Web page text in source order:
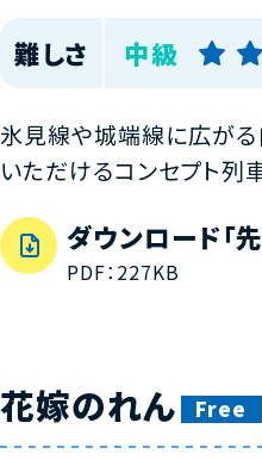
難しさ 中級
氷見線や城端線に広が
いただけるコンセプト列車
ダウンロード「
PDF：227KB
花嫁のれん Free